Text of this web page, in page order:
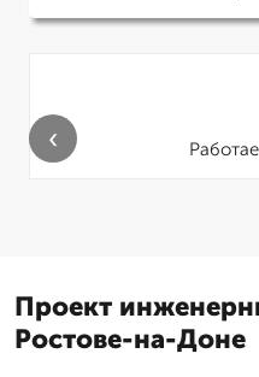
‹
Проект
Ростове-на-Доне